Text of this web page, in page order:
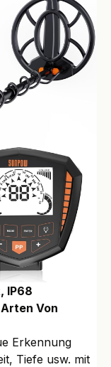
IP68
Von
Erkennung
Tiefe usw. mit